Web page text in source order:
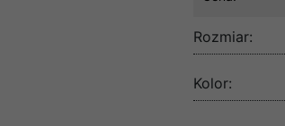
Rozmiar:
Kolor: